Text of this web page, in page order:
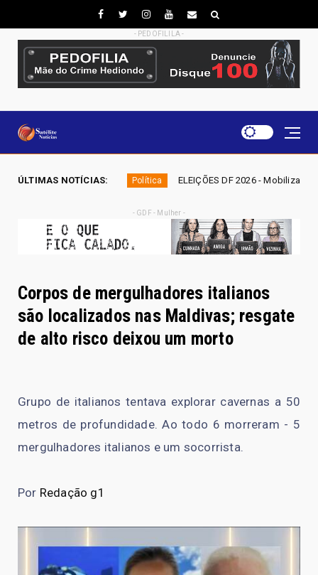
- PEDOFILILA -
ÚLTIMAS NOTÍCIAS:
ELEIÇÕES DF 2026 - Mobiliza aposta em nominata completa e
- GDF - Mulher -
Corpos de mergulhadores italianos
são localizados nas Maldivas; resgate
de alto risco deixou um morto
Grupo de italianos tentava explorar cavernas a 50
metros de profundidade. Ao todo 6 morreram - 5
mergulhadores italianos e um socorrista.
Por Redação g1